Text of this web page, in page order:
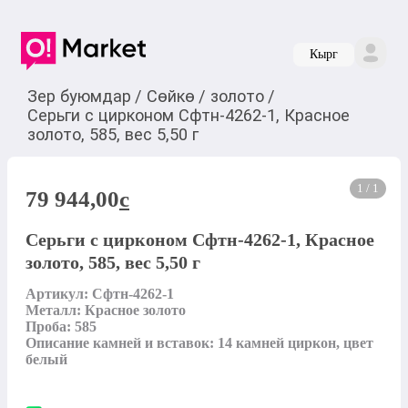
Кырг
Зер буюмдар / Сөйкө / золото /
Серьги с цирконом Сфтн-4262-1, Красное
золото, 585, вес 5,50 г
1 / 1
79 944,00c
Серьги с цирконом Сфтн-4262-1, Красное
золото, 585, вес 5,50 г
Артикул: Сфтн-4262-1
Металл: Красное золото
Проба: 585
Описание камней и вставок: 14 камней циркон, цвет
белый